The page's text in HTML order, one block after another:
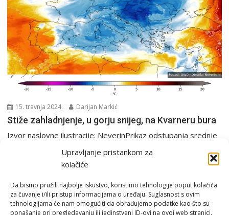
Upravljanje pristankom za
kolačiće
Da bismo pružili najbolje iskustvo, koristimo tehnologije poput kolačića
za čuvanje i/ili pristup informacijama o uređaju. Suglasnost s ovim
tehnologijama će nam omogućiti da obrađujemo podatke kao što su
ponašanje pri pregledavanju ili jedinstveni ID-ovi na ovoj web stranici.
15. travnja 2024. Darijan Markić
Stiže zahladnjenje, u gorju snijeg, na Kvarneru bura
Izvor naslovne ilustracije: NeverinPrikaz odstupanja srednje
dnevne temperature od prosjeka u Europi. Vidljivo je da će...
PGŽ i Hrvatska